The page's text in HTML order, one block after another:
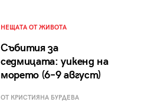
НЕЩАТА ОТ ЖИВОТА
Събития за
седмицата: уикенд на
морето (6–9 август)
ОТ КРИСТИЯНА БУРДЕВА